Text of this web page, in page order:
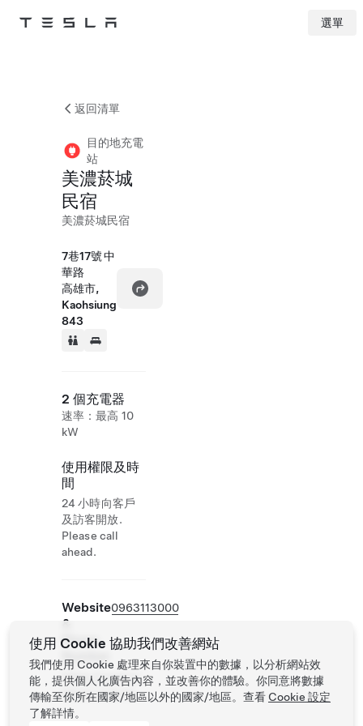
Tesla 選單
返回清單
目的地充電
站
美濃菸城
民宿
美濃菸城民宿
7巷17號 中
華路
高雄市,
Kaohsiung
843
2 個充電器
速率：最高 10
kW
使用權限及時
間
24 小時向客戶
及訪客開放.
Please call
ahead.
Website
&
Phone
Number
0963113000
https://www.to
bacco.com.tw
使用 Cookie 協助我們改善網站
我們使用 Cookie 處理來自你裝置中的數據，以分析網站效
能，提供個人化廣告內容，並改善你的體驗。你同意將數據
傳輸至你所在國家/地區以外的國家/地區。查看 Cookie 設定
了解詳情。